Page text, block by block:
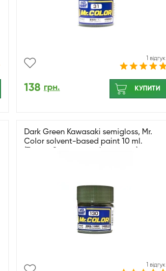
1 відгук
138 грн. КУПИТИ
Dark Green Kawasaki semigloss, Mr.
Color solvent-based paint 10 ml.
1 відгук